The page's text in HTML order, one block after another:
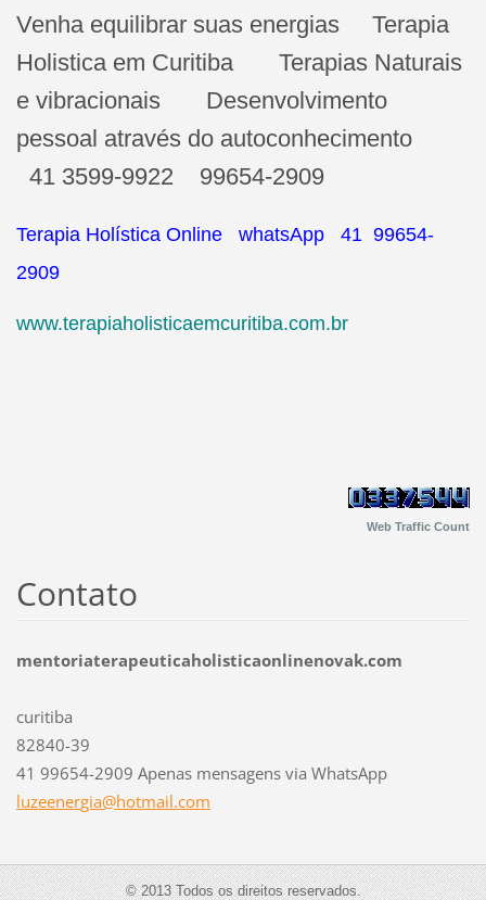
Venha equilibrar suas energias Terapia
Holistica em Curitiba Terapias Naturais
e vibracionais Desenvolvimento
pessoal através do autoconhecimento
41 3599-9922 99654-2909
Terapia Holística Online whatsApp 41 99654-
2909
www.terapiaholisticaemcuritiba.com.br
Web Traffic Count
Contato
mentoriaterapeuticaholisticaonlinenovak.com
curitiba
82840-39
41 99654-2909 Apenas mensagens via WhatsApp
luzeenergia@hotmail.com
© 2013 Todos os direitos reservados.